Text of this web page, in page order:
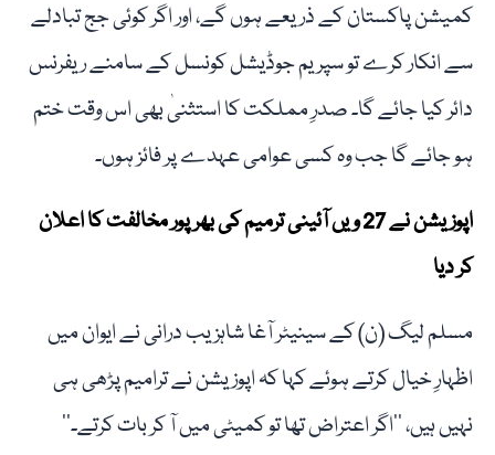
کمیشن پاکستان کے ذریعے ہوں گے، اور اگر کوئی جج تبادلے
سے انکار کرے تو سپریم جوڈیشل کونسل کے سامنے ریفرنس
دائر کیا جائے گا۔ صدرِ مملکت کا استثنیٰ بھی اس وقت ختم
ہو جائے گا جب وہ کسی عوامی عہدے پر فائز ہوں۔
اپوزیشن نے 27 ویں آئینی ترمیم کی بھرپور مخالفت کا اعلان
کر دیا
مسلم لیگ (ن) کے سینیٹر آغا شاہزیب درانی نے ایوان میں
اظہارِ خیال کرتے ہوئے کہا کہ اپوزیشن نے ترامیم پڑھی ہی
نہیں ہیں، ’’اگر اعتراض تھا تو کمیٹی میں آ کر بات کرتے۔‘‘